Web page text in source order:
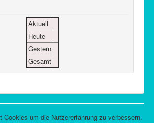
Aktuell
Heute
Gestern
Gesamt
Cookies um die Nutzererfahrung zu verbessern.